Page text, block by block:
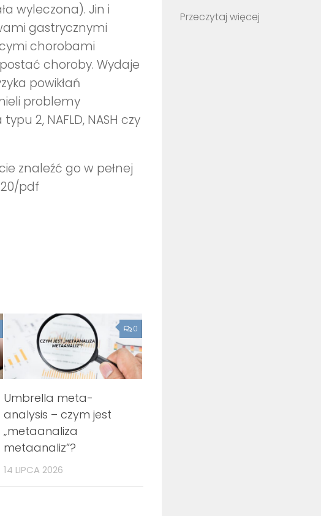
wyleczona). Jin i
gastrycznymi
chorobami
choroby. Wydaje
powikłań
problemy
2, NAFLD, NASH czy
znaleźć go w pełnej
pdf
0
Umbrella meta-
analysis – czym jest
„metaanaliza
metaanaliz”?
14 LIPCA 2026
Przeczytaj więcej